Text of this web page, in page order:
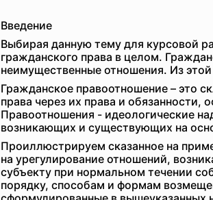
Введение
Выбирая данную тему для курсовой
гражданского права в целом.
неимущественные отношения. Из
Гражданское правоотношение – это
права через их права и обязанности,
Правоотношения - идеологические
возникающих и существующих на
Проиллюстрируем сказанное на
на урегулирование отношений,
субъекту при нормальном течении
порядку, способам и формам